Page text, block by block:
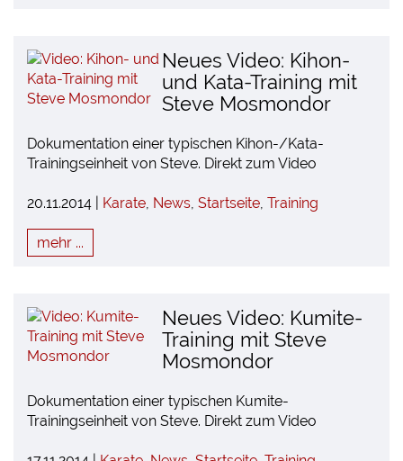
Neues Video: Kihon-
und Kata-Training mit
Steve Mosmondor
Dokumentation einer typischen Kihon-/Kata-
Trainingseinheit von Steve. Direkt zum Video
20.11.2014 | Karate, News, Startseite, Training
mehr ...
Neues Video: Kumite-
Training mit Steve
Mosmondor
Dokumentation einer typischen Kumite-
Trainingseinheit von Steve. Direkt zum Video